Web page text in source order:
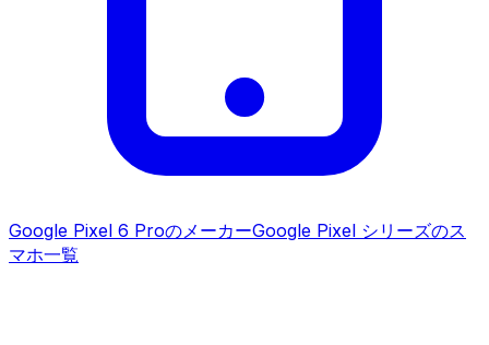
Google Pixel 6 ProのメーカーGoogle Pixel シリーズのス
マホ一覧